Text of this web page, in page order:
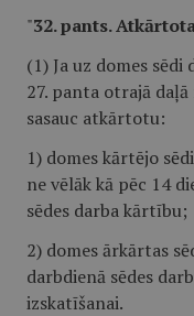
"32. pants.
(1) Ja uz domes
27. panta otrajā
sasauc atkārtotu:
1) domes kārtējo
ne vēlāk kā pēc 14
sēdes darba kārtību;
2) domes ārkārtas
darbdienā sēdes
izskatīšanai.